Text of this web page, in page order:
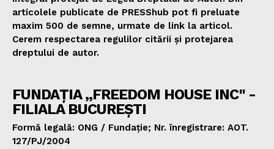
articolele publicate de PRESShub pot fi preluate
maxim 500 de semne, urmate de link la articol.
Cerem respectarea regulilor citării și protejarea
dreptului de autor.
FUNDAȚIA „FREEDOM HOUSE INC" -
FILIALA BUCUREȘTI
Formă legală: ONG / Fundație; Nr. înregistrare: AOT.
127/PJ/2004